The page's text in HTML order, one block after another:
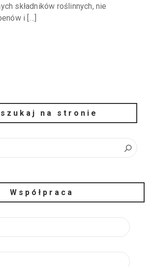
składników roślinnych, nie
i […]
na stronie
Współpraca